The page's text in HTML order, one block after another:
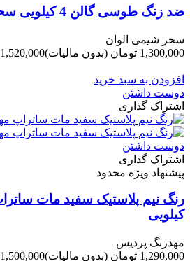
ضد زنگ طوسی گالن 4 کیلویی سحر شیمی الوان
سحر شیمی الوان
1,300,000 تومان
(بدون مالیات)1,520,000 تومان
افزودن به سبد خرید
دوست داشتن
اشتراک گذاری
دوست داشتن
اشتراک گذاری
پیشنهاد ویژه محدود
کیلویی
مهدرنگ پردیس
1,290,000 تومان
(بدون مالیات)1,500,000 تومان